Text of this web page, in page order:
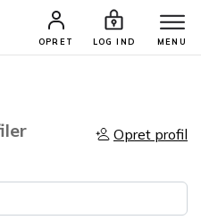
OPRET LOG IND MENU
Opret profil